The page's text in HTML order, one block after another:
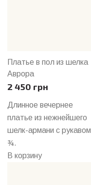
Платье в пол из шелка
Аврора
2 450 грн
Длинное вечернее
платье из нежнейшего
шелк-армани с рукавом
¾.
В корзину